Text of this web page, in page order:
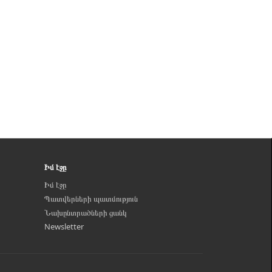
Իմ էջը
Իմ էջը
Պատվերների պատմություն
Նախընտրածների ցանկ
Newsletter